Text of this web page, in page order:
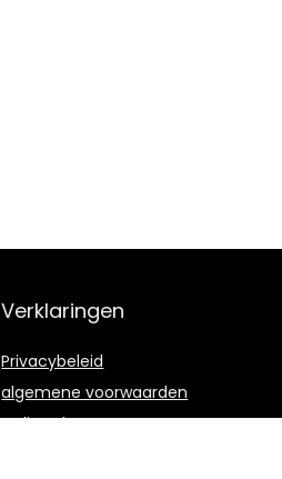
Verklaringen
Privacybeleid
algemene voorwaarden
Gelieerde